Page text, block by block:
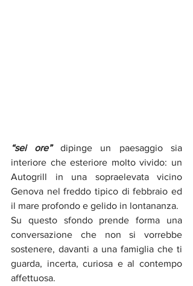
“sei ore” dipinge un paesaggio sia
interiore che esteriore molto vivido: un
Autogrill in una sopraelevata vicino
Genova nel freddo tipico di febbraio ed
il mare profondo e gelido in lontananza.
Su questo sfondo prende forma una
conversazione che non si vorrebbe
sostenere, davanti a una famiglia che ti
guarda, incerta, curiosa e al contempo
affettuosa.